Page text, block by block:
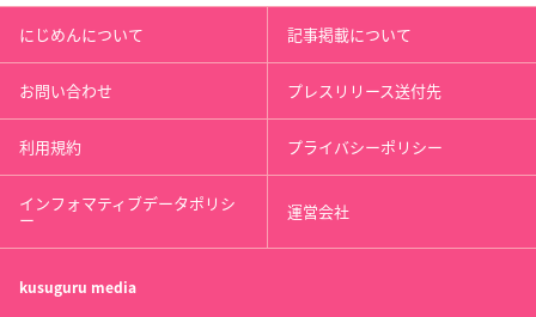
にじめんについて 記事掲載について
お問い合わせ プレスリリース送付先
利用規約 プライバシーポリシー
インフォマティブデータポリシ
ー 運営会社
kusuguru media